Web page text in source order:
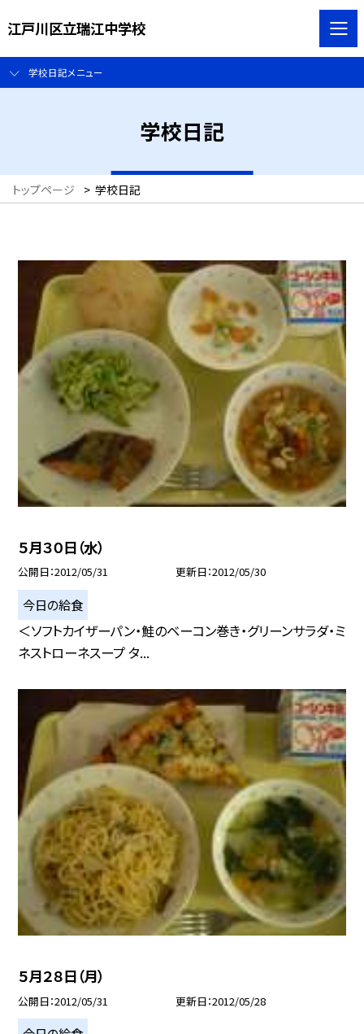
江戸川区立瑞江中学校
学校日記メニュー
学校日記
トップページ > 学校日記
５月３０日（水）
公開日 2012/05/31 更新日 2012/05/30
今日の給食
＜ソフトカイザーパン・鮭のベーコン巻き・グリーンサラダ・ミ
ネストローネスープ タ...
５月２８日（月）
公開日 2012/05/31 更新日 2012/05/28